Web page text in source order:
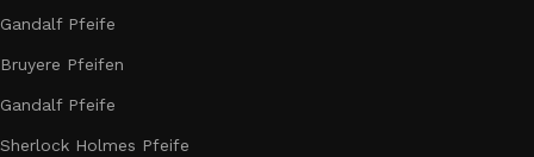
Gandalf Pfeife
Bruyere Pfeifen
Gandalf Pfeife
Sherlock Holmes Pfeife